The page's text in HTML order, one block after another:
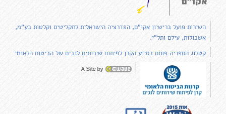
השירות פועל ברישיון אקו"ם, הפדרציה הישראלית לתקליטים וקלטות בע"מ,
אשכולות, עילם ותל"י.
קטלוג הספריה פותח בסיוע הקרן לפיתוח שירותים לנכים של הביטוח הלאומי